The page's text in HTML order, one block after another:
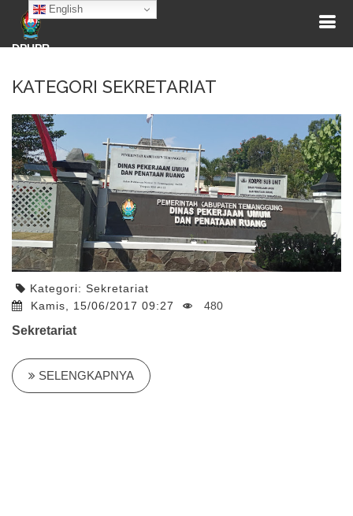
English
DPUPR
KATEGORI SEKRETARIAT
Kategori: Sekretariat
Kamis, 15/06/2017 09:27
480
Sekretariat
SELENGKAPNYA